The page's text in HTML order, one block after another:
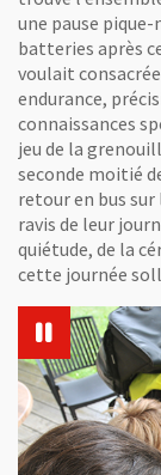
une pause
batteries après
voulait
endurance,
connaissances
jeu de la
seconde moitié
retour en bus sur
ravis de leur
quiétude, de la
cette journée